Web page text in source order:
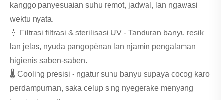
kanggo panyesuaian suhu remot, jadwal, lan ngawasi
wektu nyata.
💧 Filtrasi filtrasi & sterilisasi UV - Tanduran banyu resik
lan jelas, nyuda pangopènan lan njamin pengalaman
higienis saben-saben.
🌡 Cooling presisi - ngatur suhu banyu supaya cocog karo
perdampurnan, saka celup sing nyegerake menyang